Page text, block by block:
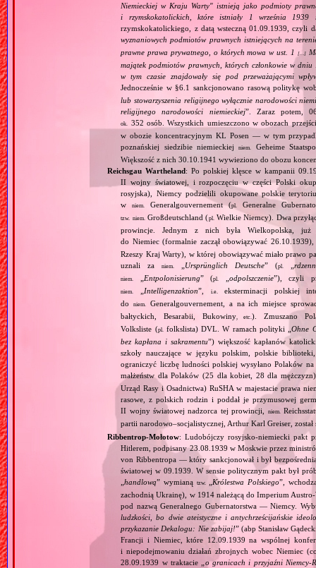
Niemieckiej w Kraju Warty" istnieją jako podmioty
i rzymskokatolickich, które istniały 1 września
rzymskokatolickiego, z datą wsteczną 01.09.1939, czyli
wyznaniowych podmiotów prawnych istniejących na
prawne prawa prywatnego, o których mowa w ust. 1
[…]
majątek podmiotów prawnych, których członkowie w
w tym czasie znajdowały się pod przeważającymi
Jednocześnie w §6.1 sankcjonowano rasową politykę
lub stowarzyszenia religijnego wyłącznie narodowości
religijnego narodowości niemieckiej”. Zaraz potem,
ok.
352 osób. Wszystkich umieszczono w obozach
w obozie koncentracyjnym KL Posen — w tym
poznańskiej siedzibie niemieckiejniem.
Geheime
Większość z nich 30.10.1941 wywieziono do obozu
Reichsgau Wartheland: Po polskiej klęsce w kampanii
II wojny światowej, i rozpoczęciu w części Polski
rosyjska), Niemcy podzielili okupowane polskie
wniem. Generalgouvernement (pl. Generalne
tzw. niem. Großdeutschland (pl. Wielkie Niemcy). Dwa
prowincje. Jednym z nich była Wielkopolska, już
do Niemiec (formalnie zaczął obowiązywać
Rzeszy Kraj Warty), w której obowiązywać miało prawo
uznali zaniem. Ursprünglich Deutsche” (pl.
niem. Entpolonisierung” (pl. odpolszczenie”), czyli
niem. Intelligenzaktion”, i.e.
eksterminacji polskiej
doniem.
Generalgouvernement, a na ich miejsce
bałtyckich, Besarabii, Bukowiny, etc. ). Zmuszano
Volksliste (pl. folkslista) DVL. W ramach polityki „Ohne
bez kapłana i sakramentu”) większość kapłanów
szkoły nauczające w języku polskim, polskie
ograniczyć liczbę ludności polskiej wysyłano Polaków
małżeństw dla Polaków (25 dla kobiet, 28 dla
Urząd Rasy i Osadnictwa) RuSHA w majestacie prawa
rasowe, z polskich rodzin i poddał je przymusowej
II wojny światowej nadzorca tej prowincji,
niem.
partii narodowo–socjalistycznej, Arthur Karl Greiser, został
Ribbentrop‐Mołotow: Ludobójczy rosyjsko‐niemiecki pakt
Hitlerem, podpisany 23.08.1939 w Moskwie przez
von Ribbentropa — który sankcjonował i był
światowej w 09.1939. W sensie politycznym pakt był
„handlową” wymianą tzw. Królestwa Polskiego”,
zachodnią Ukrainę), w 1914 należącą do Imperium
pod nazwą Generalnego Gubernatorstwa — Niemcy.
ludzkości, bo dwie ateistyczne i antychrześcijańskie
przykazanie Dekalogu: Nie zabijaj!” (abp Stanisław
Francji i Niemiec, które 12.09.1939 na wspólnej
i niepodejmowaniu działań zbrojnych wobec Niemiec
28.09.1939 w traktacie „ o granicach i przyjaźni